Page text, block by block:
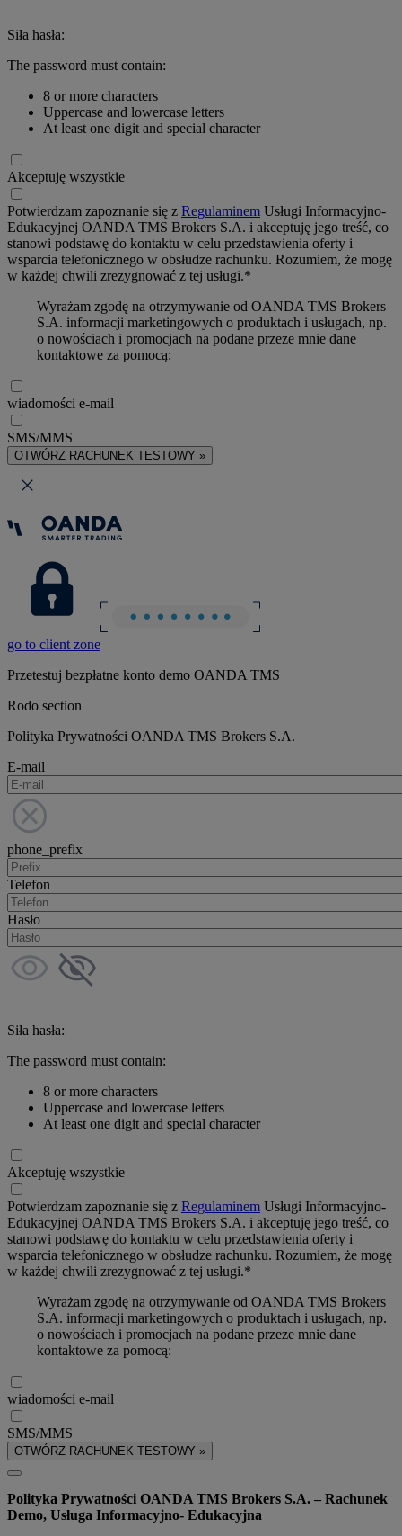
Siła hasła:
The password must contain:
8 or more characters
Uppercase and lowercase letters
At least one digit and special character
Akceptuję wszystkie
Potwierdzam zapoznanie się z Regulaminem Usługi Informacyjno-
Edukacyjnej OANDA TMS Brokers S.A. i akceptuję jego treść, co
stanowi podstawę do kontaktu w celu przedstawienia oferty i
wsparcia telefonicznego w obsłudze rachunku. Rozumiem, że mogę
w każdej chwili zrezygnować z tej usługi.*
Wyrażam zgodę na otrzymywanie od OANDA TMS Brokers
S.A. informacji marketingowych o produktach i usługach, np.
o nowościach i promocjach na podane przeze mnie dane
kontaktowe za pomocą:
wiadomości e-mail
SMS/MMS
OTWÓRZ RACHUNEK TESTOWY »
go to client zone
Przetestuj bezpłatne konto demo OANDA TMS
Rodo section
Polityka Prywatności OANDA TMS Brokers S.A.
E-mail
phone_prefix
Telefon
Hasło
Siła hasła:
The password must contain:
8 or more characters
Uppercase and lowercase letters
At least one digit and special character
Akceptuję wszystkie
Potwierdzam zapoznanie się z Regulaminem Usługi Informacyjno-
Edukacyjnej OANDA TMS Brokers S.A. i akceptuję jego treść, co
stanowi podstawę do kontaktu w celu przedstawienia oferty i
wsparcia telefonicznego w obsłudze rachunku. Rozumiem, że mogę
w każdej chwili zrezygnować z tej usługi.*
Wyrażam zgodę na otrzymywanie od OANDA TMS Brokers
S.A. informacji marketingowych o produktach i usługach, np.
o nowościach i promocjach na podane przeze mnie dane
kontaktowe za pomocą:
wiadomości e-mail
SMS/MMS
OTWÓRZ RACHUNEK TESTOWY »
Polityka Prywatności OANDA TMS Brokers S.A. – Rachunek
Demo, Usługa Informacyjno- Edukacyjna